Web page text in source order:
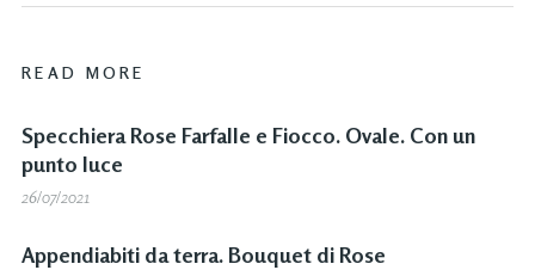
READ MORE
Specchiera Rose Farfalle e Fiocco. Ovale. Con un
punto luce
26/07/2021
Appendiabiti da terra. Bouquet di Rose